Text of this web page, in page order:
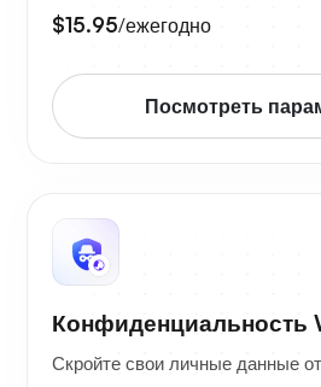
$15.95/ежегодно
Посмотреть
Конфиденциальность
Скройте свои личные данные